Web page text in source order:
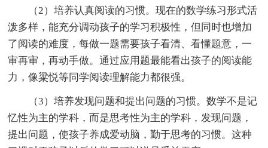
（2）培养认真阅读的习惯。现在的数学练习形式活
泼多样，能充分调动孩子的学习积极性，但同时也增加
了阅读的难度，每做一题需要孩子看清、看懂题意，一
审再审，再动手做。通过应用题最能看出孩子的阅读能
力，像粱悦等同学阅读理解能力都很强。
（3）培养发现问题和提出问题的习惯。数学不是记
忆性为主的学科，而是思考性为主的学科，发现问题，
提出问题，使孩子养成爱动脑，勤于思考的习惯。这种